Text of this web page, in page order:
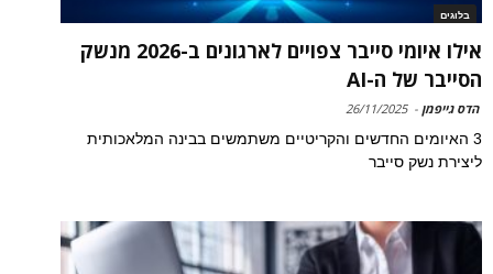
בלוגים
אילו איומי סייבר צפויים לארגונים ב-2026 מנשק
הסייבר של ה-AI
הדס גייפמן -
26/11/2025
3 האיומים החדשים והקריטיים משתמשים בבינה המלאכותית
ליצירת נשק סייבר